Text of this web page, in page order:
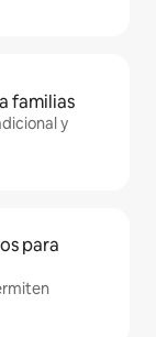
familias
y
para